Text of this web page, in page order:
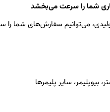
شما را سرعت می‌بخشد
می‌توانیم سفارش‌های شما را
بیوپلیمر، سایر پلیمرها